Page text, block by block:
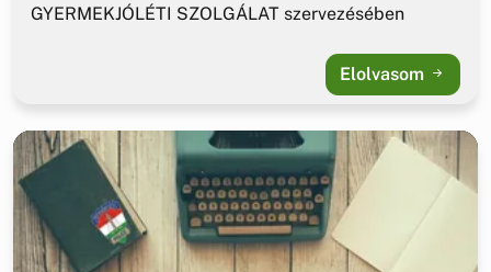
GYERMEKJÓLÉTI SZOLGÁLAT szervezésében
Elolvasom